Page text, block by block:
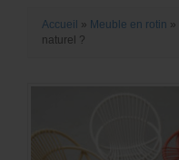
Accueil » Meuble en rotin »
naturel ?